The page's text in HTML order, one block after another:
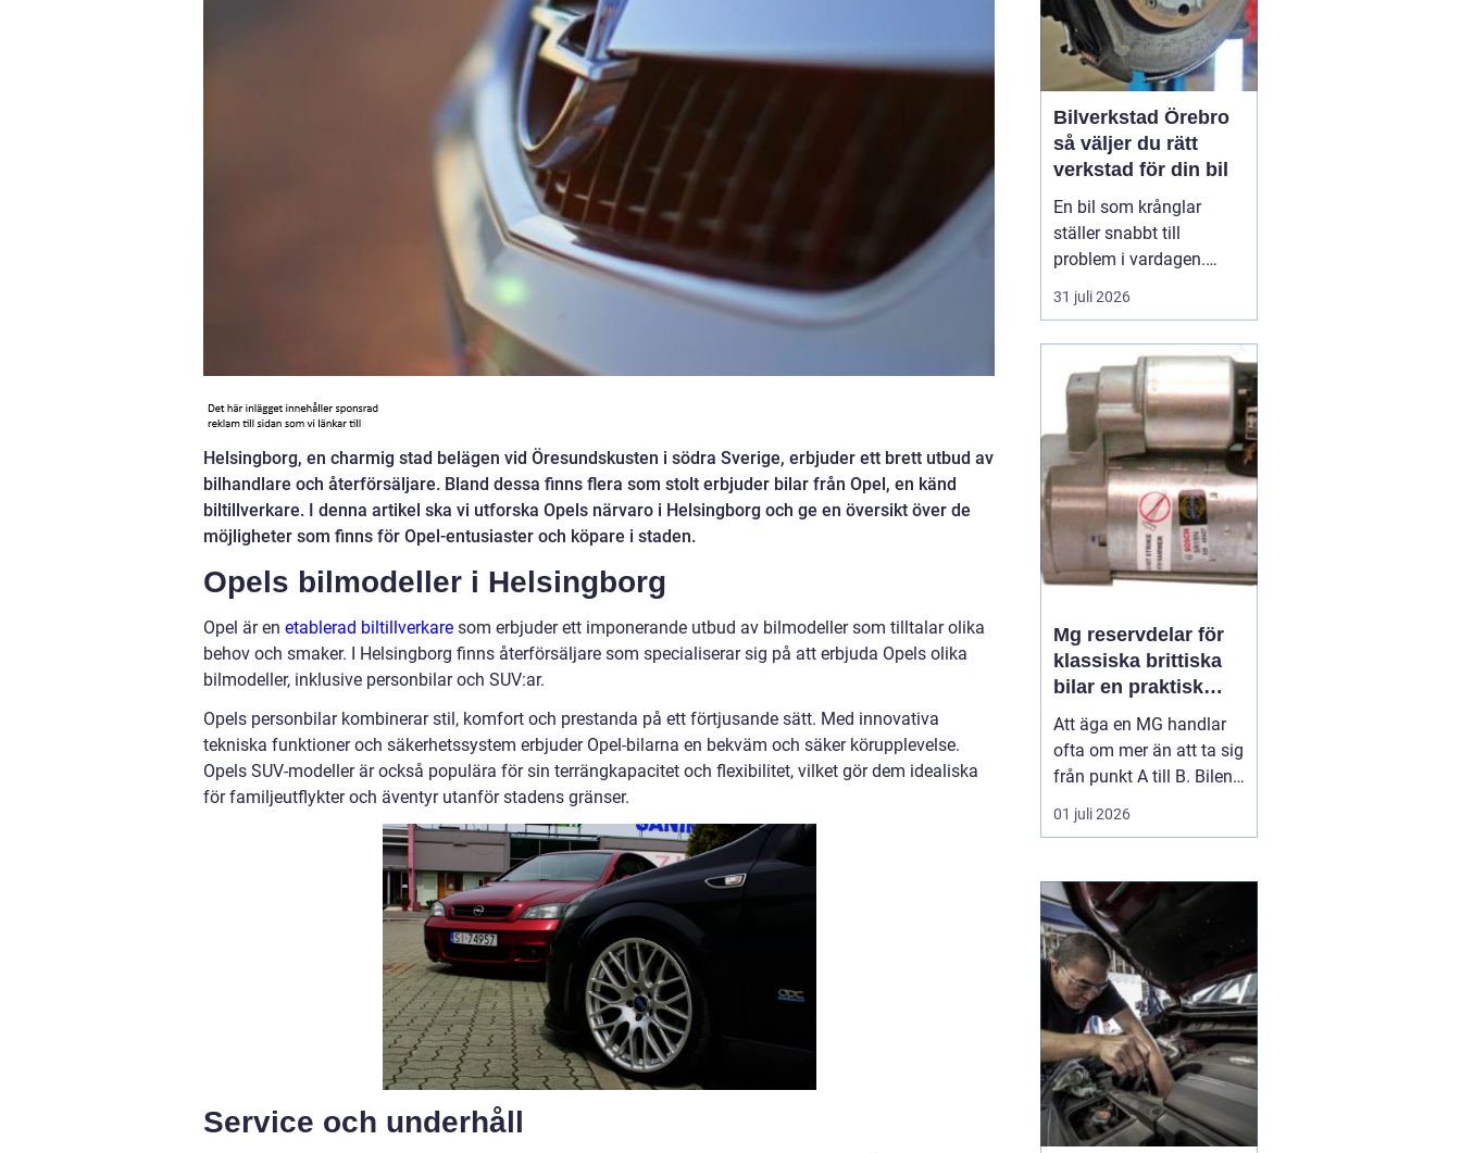
Helsingborg, en charmig stad belägen vid Öresundskusten i södra Sverige, erbjuder ett brett utbud av
bilhandlare och återförsäljare. Bland dessa finns flera som stolt erbjuder bilar från Opel, en känd
biltillverkare. I denna artikel ska vi utforska Opels närvaro i Helsingborg och ge en översikt över de
möjligheter som finns för Opel-entusiaster och köpare i staden.
Opels bilmodeller i Helsingborg
Opel är en etablerad biltillverkare som erbjuder ett imponerande utbud av bilmodeller som tilltalar olika
behov och smaker. I Helsingborg finns återförsäljare som specialiserar sig på att erbjuda Opels olika
bilmodeller, inklusive personbilar och SUV:ar.
Opels personbilar kombinerar stil, komfort och prestanda på ett förtjusande sätt. Med innovativa
tekniska funktioner och säkerhetssystem erbjuder Opel-bilarna en bekväm och säker körupplevelse.
Opels SUV-modeller är också populära för sin terrängkapacitet och flexibilitet, vilket gör dem idealiska
för familjeutflykter och äventyr utanför stadens gränser.
Service och underhåll
Bilverkstad Örebro
så väljer du rätt
verkstad för din bil
En bil som krånglar
ställer snabbt till
problem i vardagen.
Oavsett om du pendlar
till jobbet, kör barnen till
bilen i jobbet vill du
känna trygghet varje
gång du vrider om
nyckeln. När något
händer blir frågan därför
vikti...
31 juli 2026
Mg reservdelar för
klassiska brittiska
bilar en praktisk
guide
Att äga en MG handlar
ofta om mer än att ta sig
från punkt A till B. Bilen
blir ett hobbyprojekt, ett
minne från en annan tid
stolthet och frustration.
När en gammal
sportkärra ska hållas i
trim uppstår snabbt en
nyckelfråga: v...
01 juli 2026